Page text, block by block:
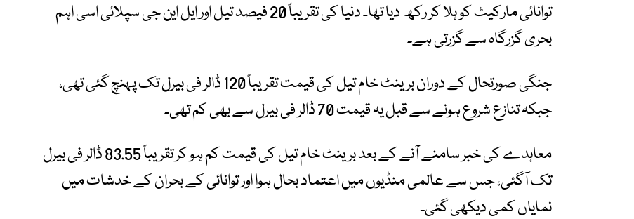
توانائی مارکیٹ کو ہلا کر رکھ دیا تھا۔ دنیا کی تقریباً 20 فیصد تیل اور ایل این جی سپلائی اسی اہم
بحری گزرگاہ سے گزرتی ہے۔
جنگی صورتحال کے دوران برینٹ خام تیل کی قیمت تقریباً 120 ڈالر فی بیرل تک پہنچ گئی تھی،
جبکہ تنازع شروع ہونے سے قبل یہ قیمت 70 ڈالر فی بیرل سے بھی کم تھی۔
معاہدے کی خبر سامنے آنے کے بعد برینٹ خام تیل کی قیمت کم ہو کر تقریباً 83.55 ڈالر فی بیرل
تک آگئی، جس سے عالمی منڈیوں میں اعتماد بحال ہوا اور توانائی کے بحران کے خدشات میں
نمایاں کمی دیکھی گئی۔